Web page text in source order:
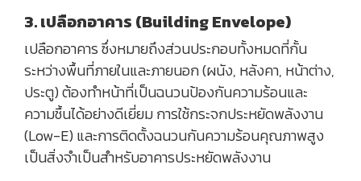
3. เปลือกอาคาร (Building Envelope)
เปลือกอาคาร ซึ่งหมายถึงส่วนประกอบทั้งหมดที่กั้น
ระหว่างพื้นที่ภายในและภายนอก (ผนัง, หลังคา, หน้าต่าง,
ประตู) ต้องทำหน้าที่เป็นฉนวนป้องกันความร้อนและ
ความชื้นได้อย่างดีเยี่ยม การใช้กระจกประหยัดพลังงาน
(Low-E) และการติดตั้งฉนวนกันความร้อนคุณภาพสูง
เป็นสิ่งจำเป็นสำหรับอาคารประหยัดพลังงาน